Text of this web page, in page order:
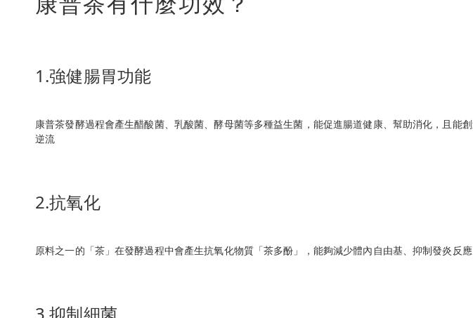
1.強健腸胃功能
康普茶發酵過程會產生醋酸菌、乳酸菌、酵母菌等多種益生菌，能促進腸道健康、幫助消化，且
逆流
2.抗氧化
原料之一的「茶」在發酵過程中會產生抗氧化物質「茶多酚」，能夠減少體內自由基、抑制發炎反